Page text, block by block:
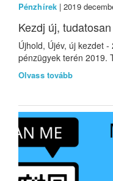
Pénzhírek| 2019
Kezdj új,
Újhold, Újév, új
pénzügyek terén 2019.
Olvass tovább